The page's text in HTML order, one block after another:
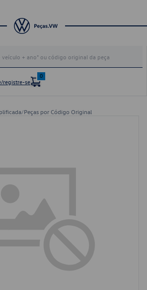
registre-se
0
/Peças por Código Original